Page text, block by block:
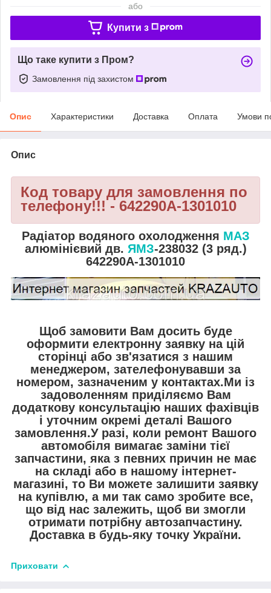
або
Купити з
Що таке купити з Пром?
Замовлення під захистом
Опис Характеристики Доставка Оплата Умови
Опис
Код товару для замовлення по
телефону!!! - 642290А-1301010
Радіатор водяного охолодження МАЗ
алюмінієвий дв. ЯМЗ-238032 (3 ряд.)
642290А-1301010
Щоб замовити Вам досить буде
оформити електронну заявку на цій
сторінці або зв'язатися з нашим
менеджером, зателефонувавши за
номером, зазначеним у контактах.Ми із
задоволенням приділяємо Вам
додаткову консультацію наших фахівців
і уточним окремі деталі Вашого
замовлення.У разі, коли ремонт Вашого
автомобіля вимагає заміни тієї
запчастини, яка з певних причин не має
на складі або в нашому інтернет-
магазині, то Ви можете залишити заявку
на купівлю, а ми так само зробите все,
що від нас залежить, щоб ви змогли
отримати потрібну автозапчастину.
Доставка в будь-яку точку України.
Приховати